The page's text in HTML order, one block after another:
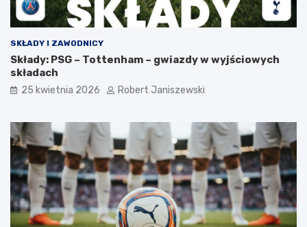
SKŁADY I ZAWODNICY
Składy: PSG – Tottenham – gwiazdy w wyjściowych
składach
25 kwietnia 2026 Robert Janiszewski